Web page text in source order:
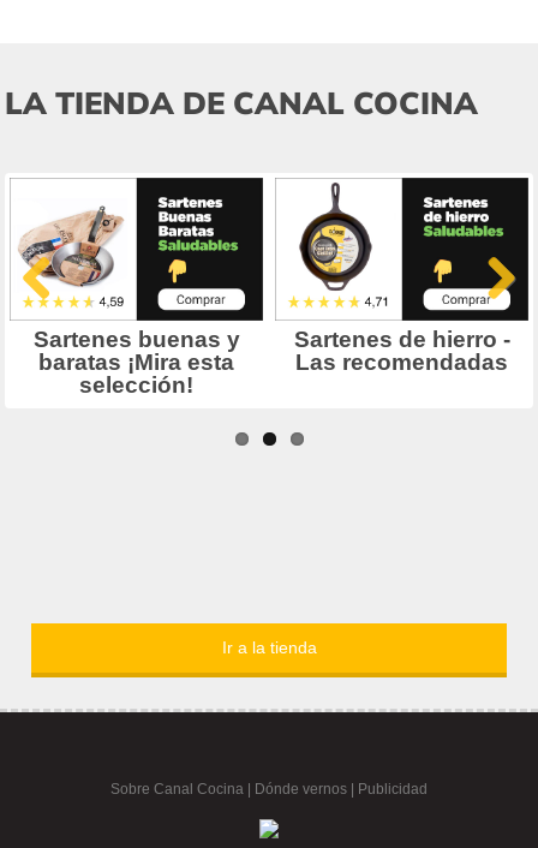
LA TIENDA DE CANAL COCINA
Ir a la tienda
Sobre Canal Cocina Dónde vernos | Publicidad